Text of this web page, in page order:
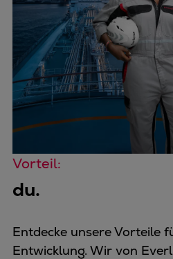
Vorteil:
du.
Entdecke unsere Vorteile
Entwicklung. Wir von